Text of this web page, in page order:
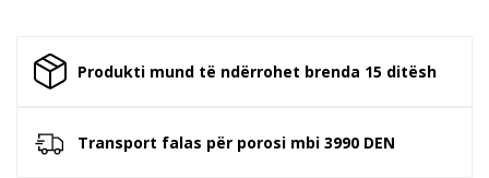
Produkti mund të ndërrohet brenda 15 ditësh
Transport falas për porosi mbi 3990 DEN